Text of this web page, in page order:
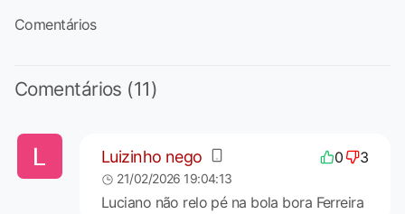
Comentários
Comentários (11)
Luizinho nego 0 3
21/02/2026 19:04:13
Luciano não relo pé na bola bora Ferreira